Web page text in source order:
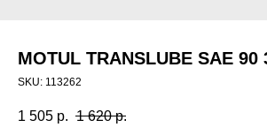
MOTUL TRANSLUBE SAE 90
SKU: 113262
1 505 р. 1 620 р.